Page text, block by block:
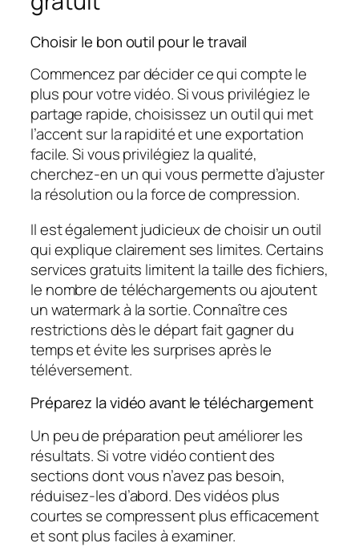
Choisir le bon outil pour le travail
Commencez par décider ce qui compte le
plus pour votre vidéo. Si vous privilégiez le
partage rapide, choisissez un outil qui met
l’accent sur la rapidité et une exportation
facile. Si vous privilégiez la qualité,
cherchez-en un qui vous permette d’ajuster
la résolution ou la force de compression.
Il est également judicieux de choisir un outil
qui explique clairement ses limites. Certains
services gratuits limitent la taille des fichiers,
le nombre de téléchargements ou ajoutent
un watermark à la sortie. Connaître ces
restrictions dès le départ fait gagner du
temps et évite les surprises après le
téléversement.
Préparez la vidéo avant le téléchargement
Un peu de préparation peut améliorer les
résultats. Si votre vidéo contient des
sections dont vous n’avez pas besoin,
réduisez-les d’abord. Des vidéos plus
courtes se compressent plus efficacement
et sont plus faciles à examiner.